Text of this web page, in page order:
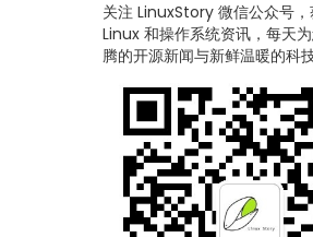
关注 LinuxStory 微信公众号
Linux 和操作系统资讯，每天
腾的开源新闻与新鲜温暖的科技